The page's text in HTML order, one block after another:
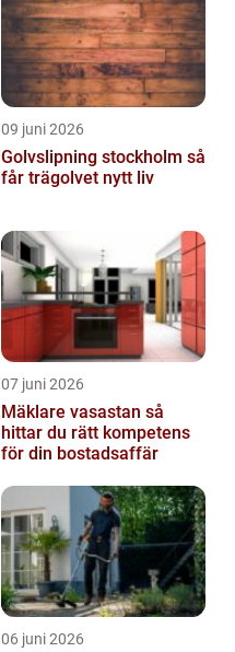
09 juni 2026
Golvslipning stockholm så
får trägolvet nytt liv
07 juni 2026
Mäklare vasastan så
hittar du rätt kompetens
för din bostadsaffär
06 juni 2026